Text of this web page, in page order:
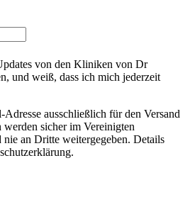
von den Kliniken von Dr
und weiß, dass ich mich jederzeit
ausschließlich für den Versand
sicher im Vereinigten
an Dritte weitergegeben. Details